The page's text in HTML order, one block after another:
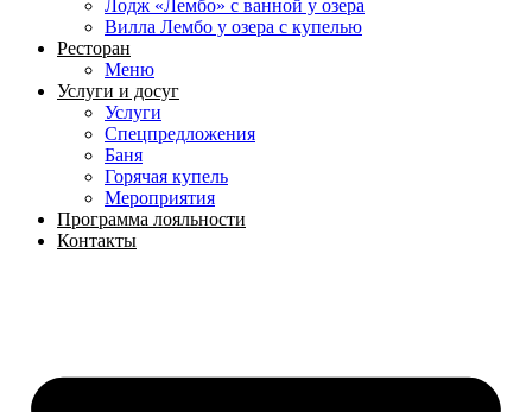
Лодж «Лембо» с ванной у озера
Вилла Лембо у озера с купелью
Ресторан
Меню
Услуги и досуг
Услуги
Спецпредложения
Баня
Горячая купель
Мероприятия
Программа лояльности
Контакты